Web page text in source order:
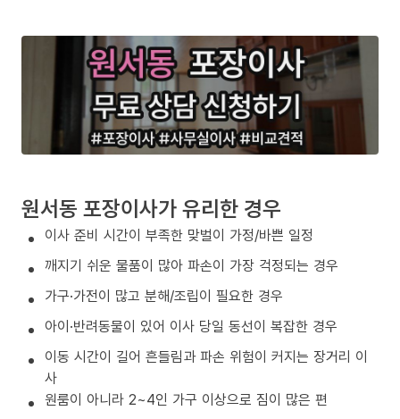
원서동 포장이사가 유리한 경우
이사 준비 시간이 부족한 맞벌이 가정/바쁜 일정
깨지기 쉬운 물품이 많아 파손이 가장 걱정되는 경우
가구·가전이 많고 분해/조립이 필요한 경우
아이·반려동물이 있어 이사 당일 동선이 복잡한 경우
이동 시간이 길어 흔들림과 파손 위험이 커지는 장거리 이
사
원룸이 아니라 2~4인 가구 이상으로 짐이 많은 편